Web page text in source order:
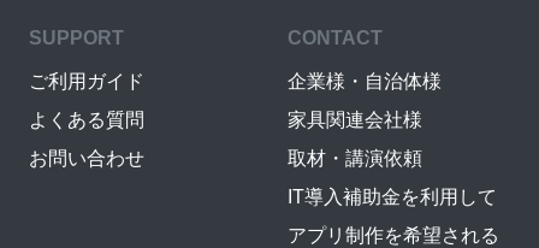
SUPPORT
ご利用ガイド
よくある質問
お問い合わせ
CONTACT
企業様・自治体様
家具関連会社様
取材・講演依頼
IT導入補助金を利用して
アプリ制作を希望される